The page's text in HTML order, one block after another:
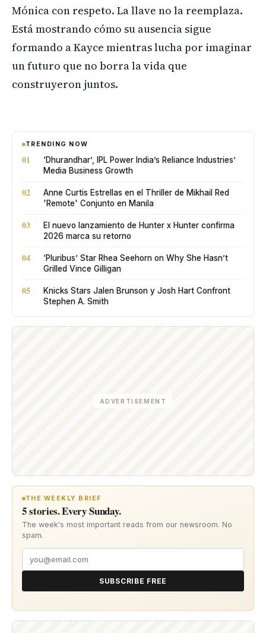
Mónica con respeto. La llave no la reemplaza.
Está mostrando cómo su ausencia sigue
formando a Kayce mientras lucha por imaginar
un futuro que no borra la vida que
construyeron juntos.
TRENDING NOW
01
‘Dhurandhar’, IPL Power India’s Reliance Industries’
Media Business Growth
02
Anne Curtis Estrellas en el Thriller de Mikhail Red
'Remote' Conjunto en Manila
03
El nuevo lanzamiento de Hunter x Hunter confirma
2026 marca su retorno
04
‘Pluribus’ Star Rhea Seehorn on Why She Hasn’t
Grilled Vince Gilligan
05
Knicks Stars Jalen Brunson y Josh Hart Confront
Stephen A. Smith
ADVERTISEMENT
THE WEEKLY BRIEF
5 stories. Every Sunday.
The week's most important reads from our newsroom. No
spam.
SUBSCRIBE FREE